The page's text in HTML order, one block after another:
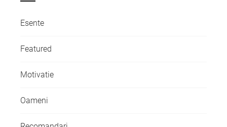
Esente
Featured
Motivatie
Oameni